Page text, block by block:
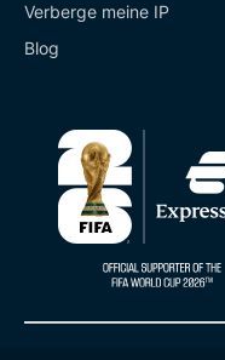
Verberge meine IP
Blog